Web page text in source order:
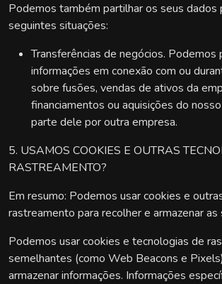
Podemos também partilhar os seus dados
seguintes situações:
Transferências de negócios. Podemos
informações em conexão com ou
sobre fusões, vendas de ativos da
financiamentos ou aquisições do
parte dele por outra empresa.
5. USAMOS COOKIES E OUTRAS
RASTREAMENTO?
Em resumo: Podemos usar cookies e
rastreamento para recolher e armazenar as
Podemos usar cookies e tecnologias de
semelhantes (como Web Beacons e
armazenar informações. Informações